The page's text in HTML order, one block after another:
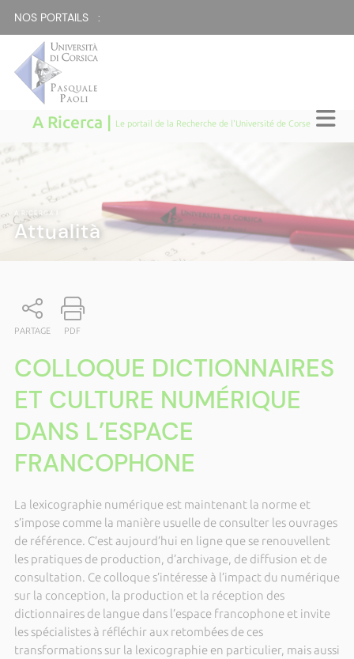
NOS PORTAILS :
A Ricerca | Le portail de la Recherche de l'Université de Corse
A RICERCA
Attualità
PARTAGE PDF
COLLOQUE DICTIONNAIRES
ET CULTURE NUMÉRIQUE
DANS L’ESPACE
FRANCOPHONE
La lexicographie numérique est maintenant la norme et
s’impose comme la manière usuelle de consulter les ouvrages
de référence. C’est aujourd’hui en ligne que se renouvellent
les pratiques de production, d’archivage, de diffusion et de
consultation. Ce colloque s’intéresse à l’impact du numérique
sur la conception, la production et la réception des
dictionnaires de langue dans l’espace francophone et invite
les spécialistes à réfléchir aux retombées de ces
transformations sur la lexicographie en particulier, mais aussi